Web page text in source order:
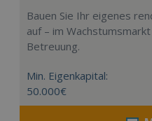
Bauen Sie Ihr eigenes
auf – im
Betreuung.
Min. Eigenkapital:
50.000€